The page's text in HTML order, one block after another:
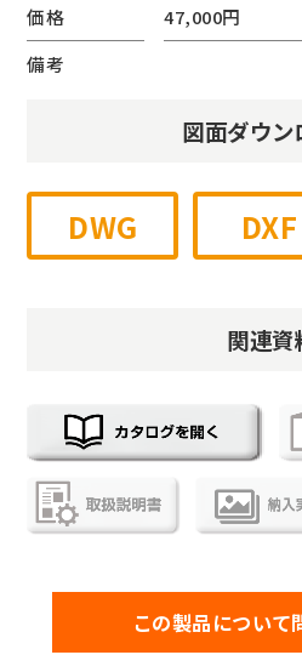
価格
47,000円
備考
図面ダウン
DWG DXF
関連資
この製品について